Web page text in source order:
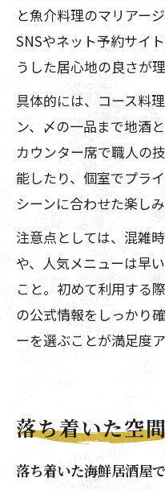
と魚介料理のマリアー
SNSやネット予約サイ
うした居心地の良さが
具体的には、コース料
ン、〆の一品まで地酒
カウンター席で職人の
能したり、個室でプラ
シーンに合わせた楽し
注意点としては、混雑
や、人気メニューは早
こと。初めて利用する
の公式情報をしっかり
ーを選ぶことが満足度
落ち着いた空
落ち着いた海鮮居酒屋